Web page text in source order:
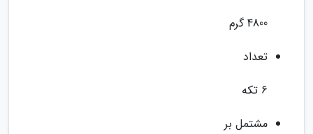
4800 گرم
تعداد
6 تکه
مشتمل بر